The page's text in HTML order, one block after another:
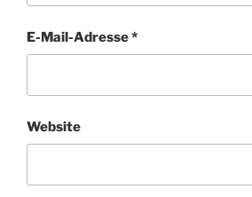
E-Mail-Adresse*
Website